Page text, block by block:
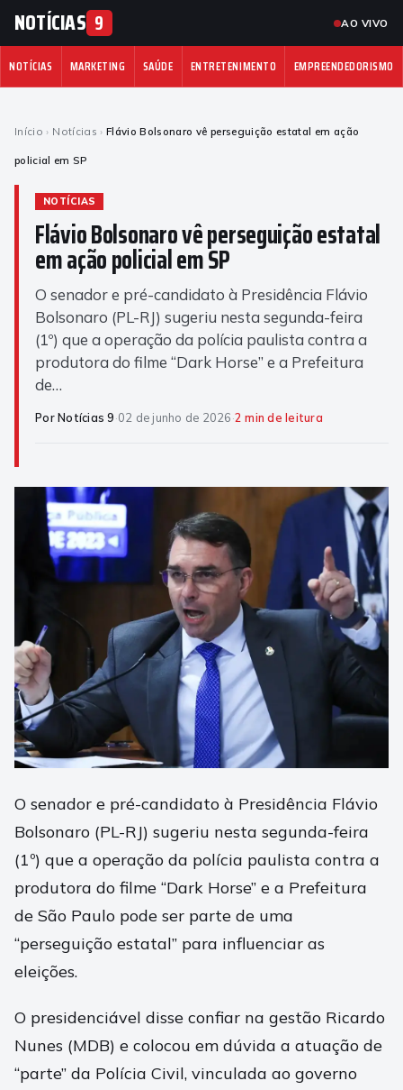
NOTÍCIAS 9 AO VIVO
NOTÍCIAS MARKETING SAÚDE ENTRETENIMENTO EMPREENDEDORISMO
Início › Notícias › Flávio Bolsonaro vê perseguição estatal em ação
policial em SP
NOTÍCIAS
Flávio Bolsonaro vê perseguição estatal
em ação policial em SP
O senador e pré-candidato à Presidência Flávio
Bolsonaro (PL-RJ) sugeriu nesta segunda-feira
(1º) que a operação da polícia paulista contra a
produtora do filme “Dark Horse” e a Prefeitura
de…
Por Notícias 9·02 de junho de 2026·2 min de leitura
O senador e pré-candidato à Presidência Flávio
Bolsonaro (PL-RJ) sugeriu nesta segunda-feira
(1º) que a operação da polícia paulista contra a
produtora do filme “Dark Horse” e a Prefeitura
de São Paulo pode ser parte de uma
“perseguição estatal” para influenciar as
eleições.
O presidenciável disse confiar na gestão Ricardo
Nunes (MDB) e colocou em dúvida a atuação de
“parte” da Polícia Civil, vinculada ao governo